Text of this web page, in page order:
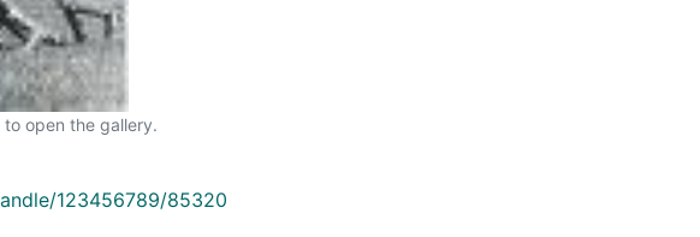
open the gallery.
123456789/85320